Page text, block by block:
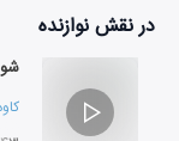
در نقشنوازنده